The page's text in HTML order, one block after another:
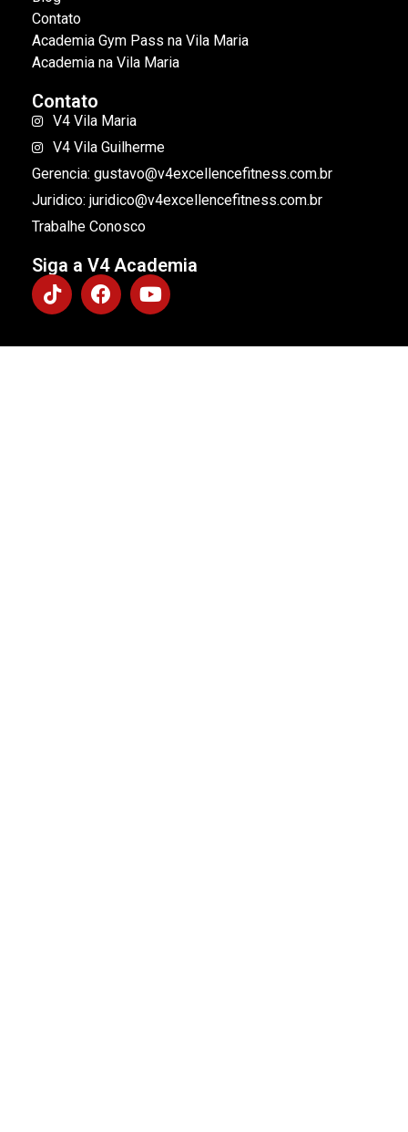
Contato
Academia Gym Pass na Vila Maria
Academia na Vila Maria
Contato
V4 Vila Maria
V4 Vila Guilherme
Gerencia: gustavo@v4excellencefitness.com.br
Juridico: juridico@v4excellencefitness.com.br
Trabalhe Conosco
Siga a V4 Academia